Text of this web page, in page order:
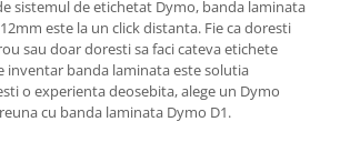
sistemul de etichetat Dymo, banda laminata
este la un click distanta. Fie ca doresti
sau doar doresti sa faci cateva etichete
inventar banda laminata este solutia
o experienta deosebita, alege un Dymo
cu banda laminata Dymo D1.